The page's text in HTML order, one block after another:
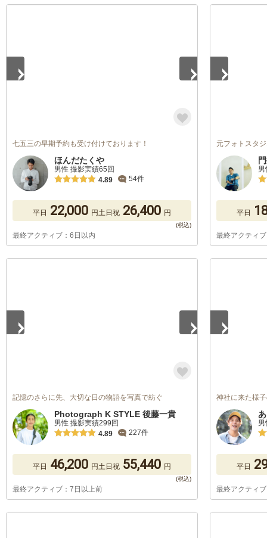
七五三の早期予約も受け付けております！
ほんだたくや
男性 撮影実績65回
4.89
54件
平日 22,000 円土日祝 26,400 円
最終アクティブ：6日以内
元フォトスタ
平日
最終アクティ
記憶のさらに先、大切な日の物語を写真で紡ぐ
Photograph K STYLE 後藤一貴
男性 撮影実績299回
4.89
227件
平日 46,200 円土日祝 55,440 円
最終アクティブ：7日以上前
神社に来た様
平日
最終アクティ